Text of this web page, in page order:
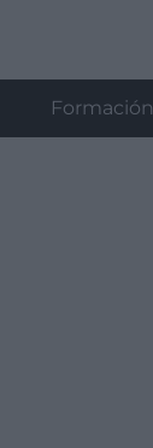
Formación